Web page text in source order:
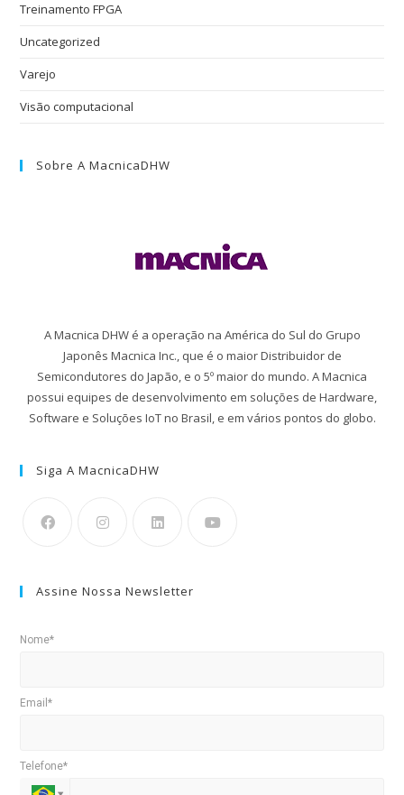
Treinamento FPGA
Uncategorized
Varejo
Visão computacional
Sobre A MacnicaDHW
A Macnica DHW é a operação na América do Sul do Grupo
Japonês Macnica Inc., que é o maior Distribuidor de
Semicondutores do Japão, e o 5º maior do mundo. A Macnica
possui equipes de desenvolvimento em soluções de Hardware,
Software e Soluções IoT no Brasil, e em vários pontos do globo.
Siga A MacnicaDHW
Assine Nossa Newsletter
Nome*
Email*
Telefone*